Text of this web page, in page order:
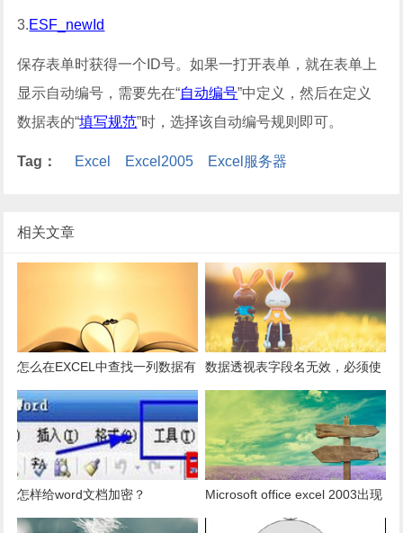
3.ESF_newId
保存表单时获得一个ID号。如果一打开表单，就在表单上
显示自动编号，需要先在“自动编号”中定义，然后在定义
数据表的“填写规范”时，选择该自动编号规则即可。
Tag： Excel Excel2005 Excel服务器
相关文章
怎么在EXCEL中查找一列数据有
多少是重复的？
数据透视表字段名无效，必须使
用组合为带有标志列列表的数
怎样给word文档加密？
Microsoft office excel 2003出现
发送错误报告怎么办？